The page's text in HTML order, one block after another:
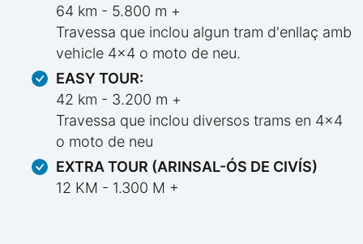
64 km - 5.800 m +
Travessa que inclou algun tram d'enllaç amb
vehicle 4x4 o moto de neu.
EASY TOUR:
42 km - 3.200 m +
Travessa que inclou diversos trams en 4x4
o moto de neu
EXTRA TOUR (ARINSAL-ÓS DE CIVÍS)
12 KM - 1.300 M +